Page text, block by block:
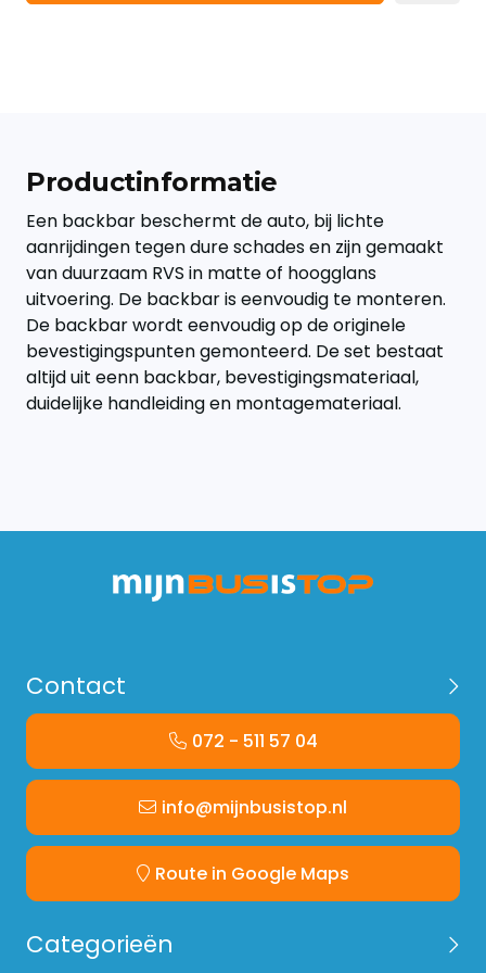
Productinformatie
Een backbar beschermt de auto, bij lichte
aanrijdingen tegen dure schades en zijn gemaakt
van duurzaam RVS in matte of hoogglans
uitvoering. De backbar is eenvoudig te monteren.
De backbar wordt eenvoudig op de originele
bevestigingspunten gemonteerd. De set bestaat
altijd uit eenn backbar, bevestigingsmateriaal,
duidelijke handleiding en montagemateriaal.
Contact
072 - 511 57 04
info@mijnbusistop.nl
Route in Google Maps
Categorieën